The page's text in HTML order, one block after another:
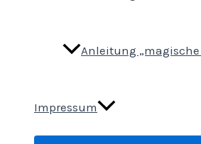
Anleitung
Impressum